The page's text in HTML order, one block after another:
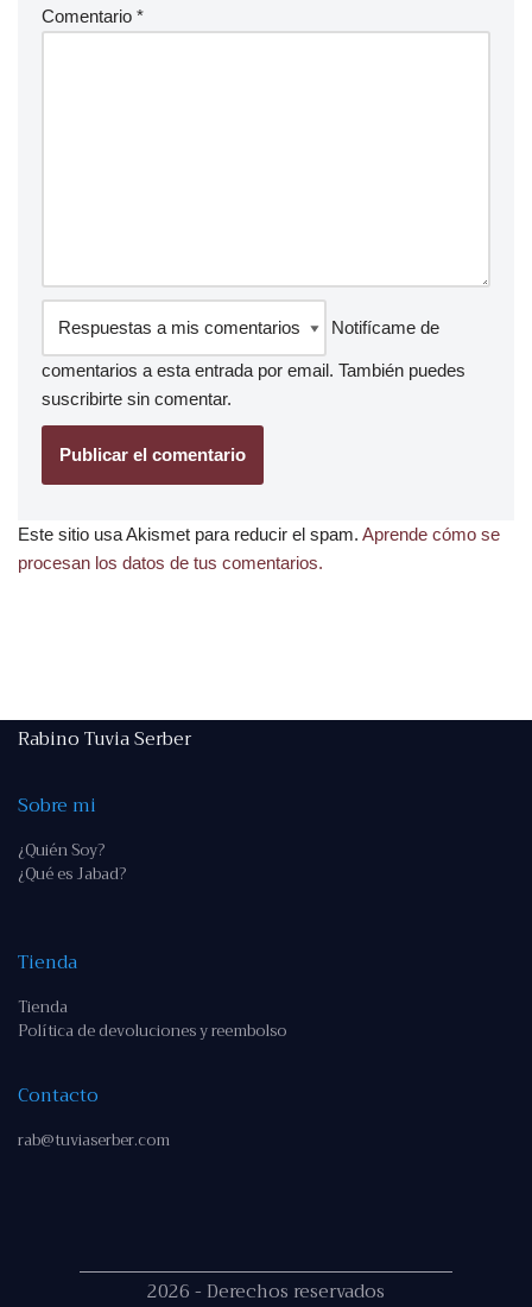
Comentario *
Notifícame de
comentarios a esta entrada por email. También puedes
suscribirte sin comentar.
Este sitio usa Akismet para reducir el spam. Aprende cómo se
procesan los datos de tus comentarios.
Rabino Tuvia Serber
Sobre mi
¿Quién Soy?
¿Qué es Jabad?
Tienda
Tienda
Política de devoluciones y reembolso
Contacto
rab@tuviaserber.com
2026 - Derechos reservados